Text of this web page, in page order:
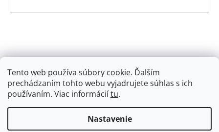
Tento web používa súbory cookie. Ďalším
prechádzaním tohto webu vyjadrujete súhlas s ich
používaním. Viac informáciítu.
Nastavenie
…
Vytvoril Shoptet&Jakub Grác